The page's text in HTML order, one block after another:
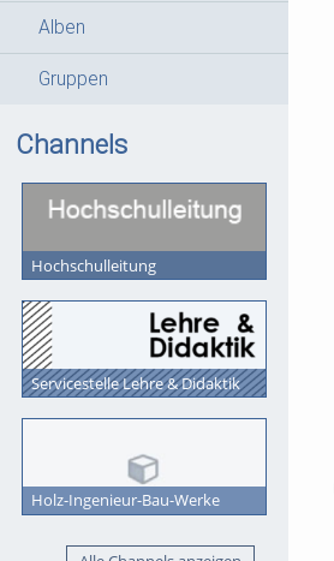
Alben
Gruppen
Channels
Hochschulleitung
Servicestelle Lehre & Didaktik
Holz-Ingenieur-Bau-Werke